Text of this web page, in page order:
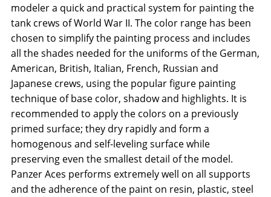
modeler a quick and practical system for painting the
tank crews of World War II. The color range has been
chosen to simplify the painting process and includes
all the shades needed for the uniforms of the German,
American, British, Italian, French, Russian and
Japanese crews, using the popular figure painting
technique of base color, shadow and highlights. It is
recommended to apply the colors on a previously
primed surface; they dry rapidly and form a
homogenous and self-leveling surface while
preserving even the smallest detail of the model.
Panzer Aces performs extremely well on all supports
and the adherence of the paint on resin, plastic, steel